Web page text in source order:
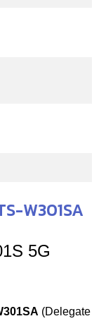
W301SA
5G
(Delegate